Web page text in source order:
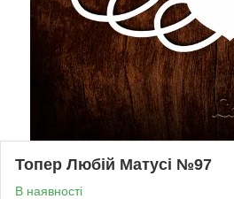
Топер Любій Матусі №97
В наявності